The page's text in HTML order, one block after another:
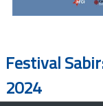
Festival
2024